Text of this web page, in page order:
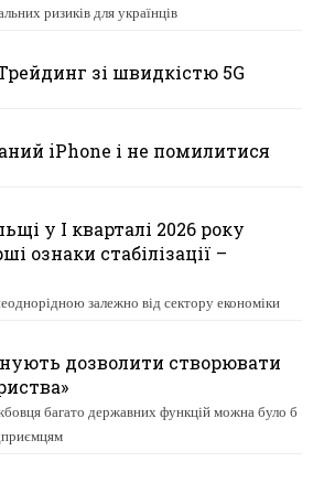
ризиків для українців
Трейдинг зі швидкістю 5G
iPhone і не помилитися
у І кварталі 2026 року
ознаки стабілізації –
залежно від сектору економіки
дозволити створювати
багато державних функцій можна було б